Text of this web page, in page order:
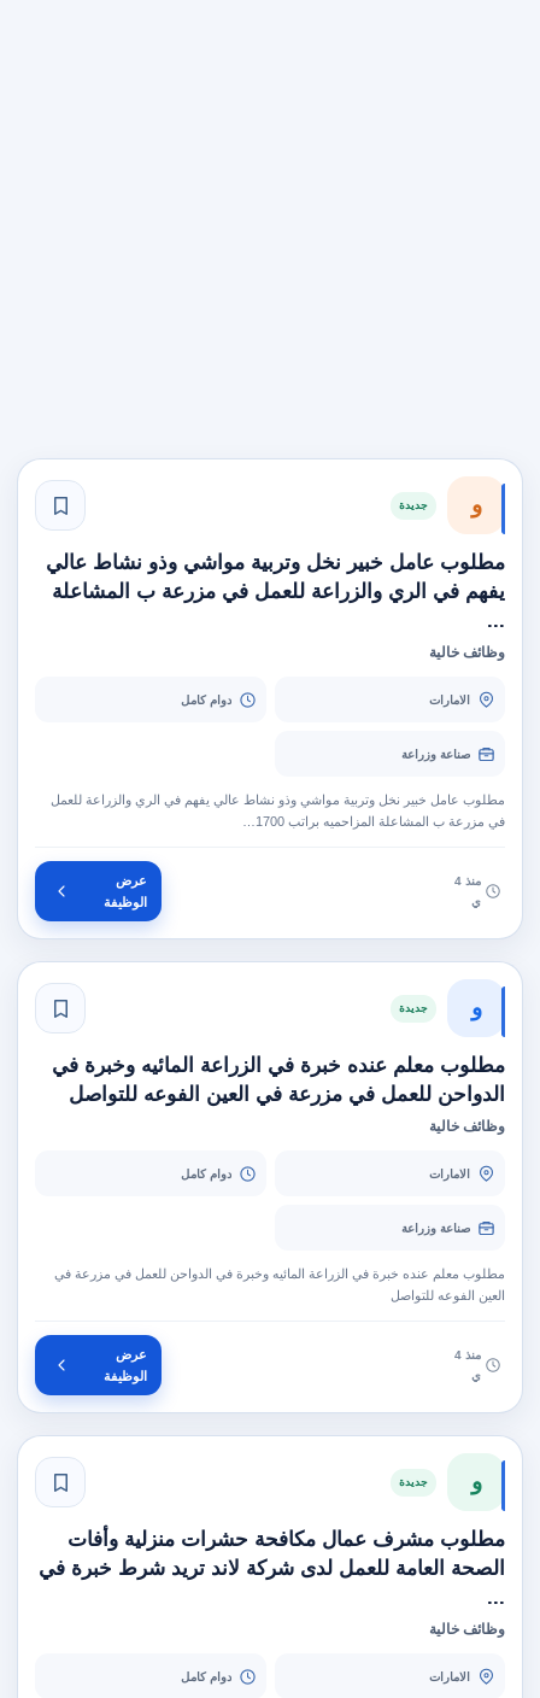
و جديدة
مطلوب عامل خبير نخل وتربية مواشي وذو نشاط عالي
يفهم في الري والزراعة للعمل في مزرعة ب المشاعلة
...
وظائف خالية
الامارات دوام كامل
صناعة وزراعة
مطلوب عامل خبير نخل وتربية مواشي وذو نشاط عالي يفهم في الري والزراعة للعمل
في مزرعة ب المشاعلة المزاحميه براتب 1700…
منذ 4
ي
عرض
الوظيفة
و جديدة
مطلوب معلم عنده خبرة في الزراعة المائيه وخبرة في
الدواحن للعمل في مزرعة في العين الفوعه للتواصل
وظائف خالية
الامارات دوام كامل
صناعة وزراعة
مطلوب معلم عنده خبرة في الزراعة المائيه وخبرة في الدواحن للعمل في مزرعة في
العين الفوعه للتواصل
منذ 4
ي
عرض
الوظيفة
و جديدة
مطلوب مشرف عمال مكافحة حشرات منزلية وأفات
الصحة العامة للعمل لدى شركة لاند تريد شرط خبرة في
...
وظائف خالية
الامارات دوام كامل